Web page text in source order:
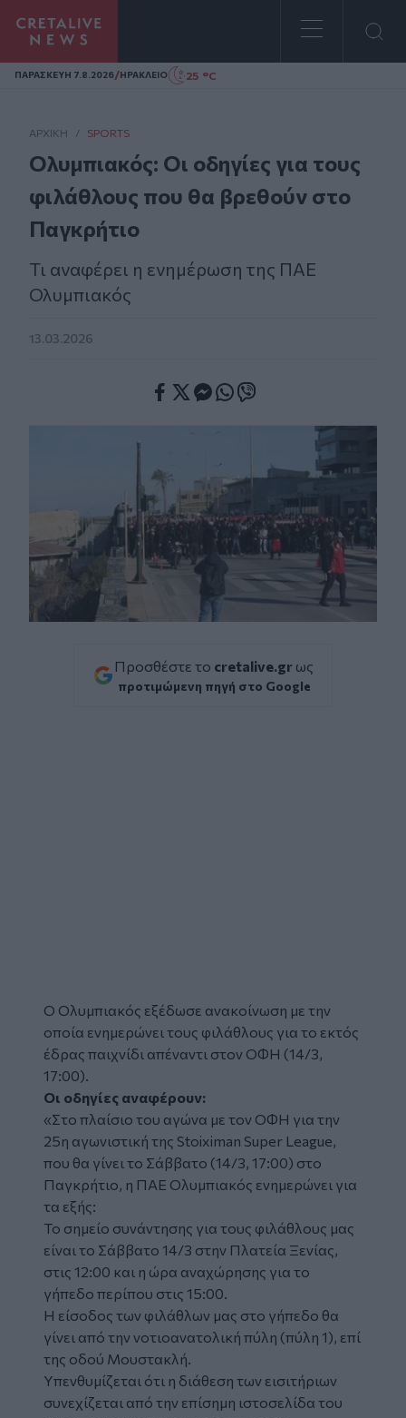
Homepage
ΠΑΡΑΣΚΕΥΗ 7.8.2026/ΗΡΑΚΛΕΙΟ 25 °C
ΑΡΧΙΚΗ / SPORTS
Ολυμπιακός: Οι οδηγίες για τους
φιλάθλους που θα βρεθούν στο
Παγκρήτιο
Τι αναφέρει η ενημέρωση της ΠΑΕ
Ολυμπιακός
13.03.2026
Προσθέστε το cretalive.gr ως
προτιμώμενη πηγή στο Google
O Oλυμπιακός εξέδωσε ανακοίνωση με την
οποία ενημερώνει τους φιλάθλους για το εκτός
έδρας παιχνίδι απέναντι στον ΟΦΗ (14/3,
17:00).
Οι οδηγίες αναφέρουν:
«Στο πλαίσιο του αγώνα με τον ΟΦΗ για την
25η αγωνιστική της Stoiximan Super League,
που θα γίνει το Σάββατο (14/3, 17:00) στο
Παγκρήτιο, η ΠΑΕ Ολυμπιακός ενημερώνει για
τα εξής:
Το σημείο συνάντησης για τους φιλάθλους μας
είναι το Σάββατο 14/3 στην Πλατεία Ξενίας,
στις 12:00 και η ώρα αναχώρησης για το
γήπεδο περίπου στις 15:00.
Η είσοδος των φιλάθλων μας στο γήπεδο θα
γίνει από την νοτιοανατολική πύλη (πύλη 1), επί
της οδού Μουστακλή.
Υπενθυμίζεται ότι η διάθεση των εισιτήριων
συνεχίζεται από την επίσημη ιστοσελίδα του